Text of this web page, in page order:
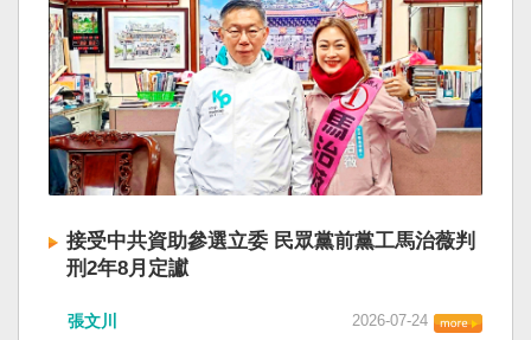
接受中共資助參選立委 民眾黨前黨工馬治薇判
刑2年8月定讞
張文川 2026-07-24